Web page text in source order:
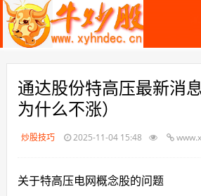
通达股份特高压最新消
为什么不涨）
炒股技巧 2025-11-04 15:48
关于特高压电网概念股的问题